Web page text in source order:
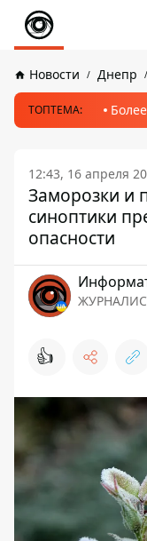
Новости Днепр
ТОПТЕМА:
12:43, 16 апреля
Заморозки и
синоптики
опасности
👍